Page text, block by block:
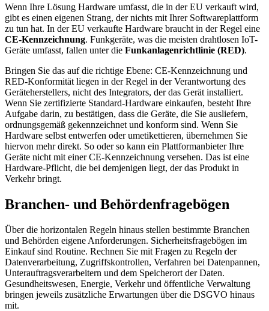
Wenn Ihre Lösung Hardware umfasst, die in der EU verkauft wird,
gibt es einen eigenen Strang, der nichts mit Ihrer Softwareplattform
zu tun hat. In der EU verkaufte Hardware braucht in der Regel eine
CE-Kennzeichnung. Funkgeräte, was die meisten drahtlosen IoT-
Geräte umfasst, fallen unter die Funkanlagenrichtlinie (RED).
Bringen Sie das auf die richtige Ebene: CE-Kennzeichnung und
RED-Konformität liegen in der Regel in der Verantwortung des
Geräteherstellers, nicht des Integrators, der das Gerät installiert.
Wenn Sie zertifizierte Standard-Hardware einkaufen, besteht Ihre
Aufgabe darin, zu bestätigen, dass die Geräte, die Sie ausliefern,
ordnungsgemäß gekennzeichnet und konform sind. Wenn Sie
Hardware selbst entwerfen oder umetikettieren, übernehmen Sie
hiervon mehr direkt. So oder so kann ein Plattformanbieter Ihre
Geräte nicht mit einer CE-Kennzeichnung versehen. Das ist eine
Hardware-Pflicht, die bei demjenigen liegt, der das Produkt in
Verkehr bringt.
Branchen- und Behördenfragebögen
Über die horizontalen Regeln hinaus stellen bestimmte Branchen
und Behörden eigene Anforderungen. Sicherheitsfragebögen im
Einkauf sind Routine. Rechnen Sie mit Fragen zu Regeln der
Datenverarbeitung, Zugriffskontrollen, Verfahren bei Datenpannen,
Unterauftragsverarbeitern und dem Speicherort der Daten.
Gesundheitswesen, Energie, Verkehr und öffentliche Verwaltung
bringen jeweils zusätzliche Erwartungen über die DSGVO hinaus
mit.